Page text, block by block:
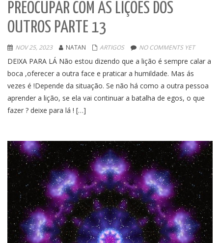
PREOCUPAR COM AS LIÇÕES DOS
OUTROS PARTE 13
NOV 25, 2023 NATAN ARTIGOS NO COMMENTS YET
DEIXA PARA LÁ Não estou dizendo que a lição é sempre calar a
boca ,oferecer a outra face e praticar a humildade. Mas ás
vezes é !Depende da situação. Se não há como a outra pessoa
aprender a lição, se ela vai continuar a batalha de egos, o que
fazer ? deixe para lá ! […]